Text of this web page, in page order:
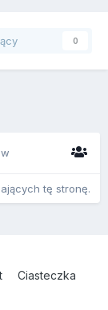
0
tę stronę.
Ciasteczka